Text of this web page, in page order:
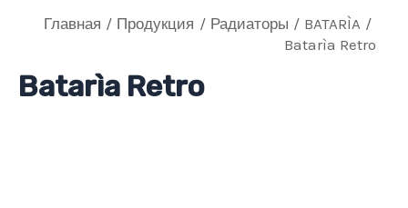
Главная Продукция Радиаторы
BATARÌA
Batarìa Retro
Batarìa Retro